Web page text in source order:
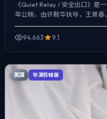
《Quiet Relay / 安全出口》是
年公映，由许鞍华执导，王景春
把城市当作角色来写，夜景与雨
94,663
9.1
英国 导演剪辑版